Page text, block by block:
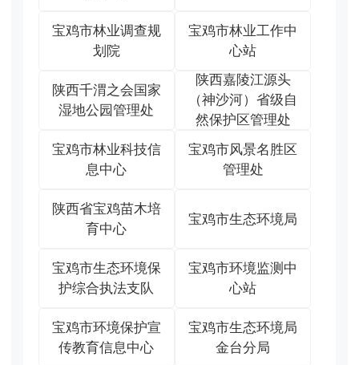
宝鸡市林业调查规
划院
宝鸡市林业工作中
心站
陕西千渭之会国家
湿地公园管理处
陕西嘉陵江源头
（神沙河）省级自
然保护区管理处
宝鸡市林业科技信
息中心
宝鸡市风景名胜区
管理处
陕西省宝鸡苗木培
育中心
宝鸡市生态环境局
宝鸡市生态环境保
护综合执法支队
宝鸡市环境监测中
心站
宝鸡市环境保护宣
传教育信息中心
宝鸡市生态环境局
金台分局